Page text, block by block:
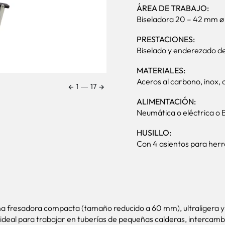
← 1 ― 17 →
ÁREA DE TRABAJO:
Biseladora 20 – 42 mm
PRESTACIONES:
Biselado y enderezado
MATERIALES:
Aceros al carbono, inox,
ALIMENTACIÓN:
Neumática o eléctrica o
HUSILLO:
Con 4 asientos para
fresadora compacta (tamaño reducido a 60 mm), ultraligera
para trabajar en tuberías de pequeñas calderas,